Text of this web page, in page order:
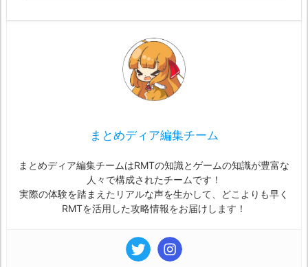
まとめディア編集チーム
まとめディア編集チームはRMTの知識とゲームの知識が豊富な
人々で構成されたチームです！
実際の体験を踏まえたリアルな声を生かして、どこよりも早く
RMTを活用した攻略情報をお届けします！